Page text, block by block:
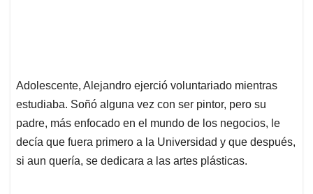
Adolescente, Alejandro ejerció voluntariado mientras
estudiaba. Soñó alguna vez con ser pintor, pero su
padre, más enfocado en el mundo de los negocios, le
decía que fuera primero a la Universidad y que después,
si aun quería, se dedicara a las artes plásticas.